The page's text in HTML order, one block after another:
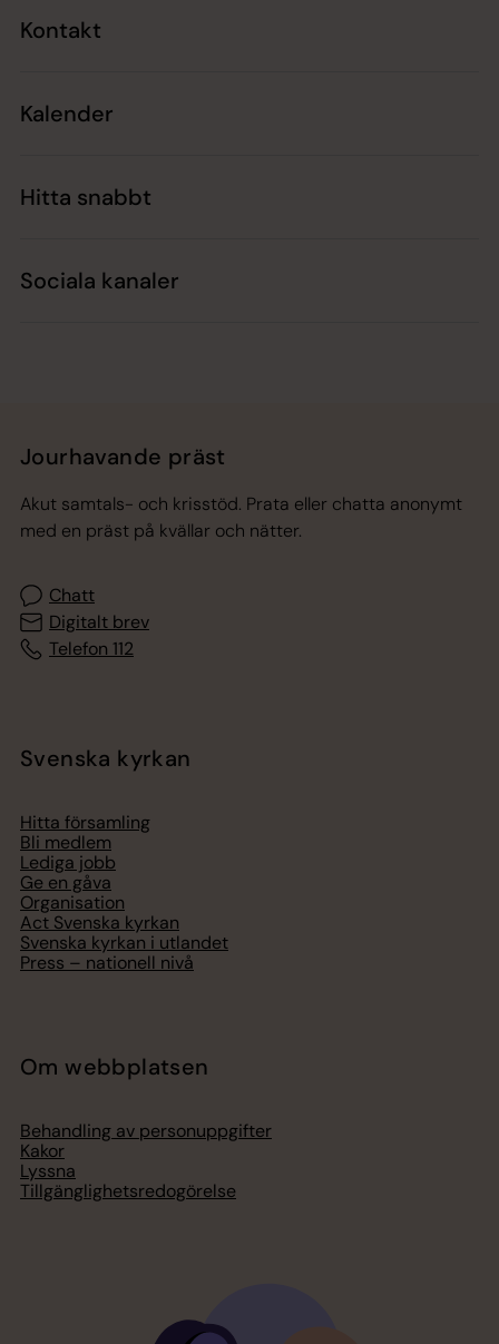
Kontakt
Kalender
Hitta snabbt
Sociala kanaler
Jourhavande präst
Akut samtals- och krisstöd. Prata eller chatta anonymt
med en präst på kvällar och nätter.
Chatt
Digitalt brev
Telefon 112
Svenska kyrkan
Hitta församling
Bli medlem
Lediga jobb
Ge en gåva
Organisation
Act Svenska kyrkan
Svenska kyrkan i utlandet
Press – nationell nivå
Om webbplatsen
Behandling av personuppgifter
Kakor
Lyssna
Tillgänglighetsredogörelse